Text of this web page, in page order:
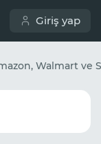
Giriş yap